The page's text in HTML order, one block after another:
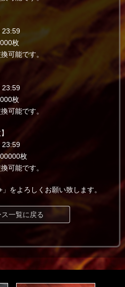
23:59
枚
能です。
23:59
枚
能です。
23:59
枚
能です。
をよろしくお願い致します。
ス一覧に戻る